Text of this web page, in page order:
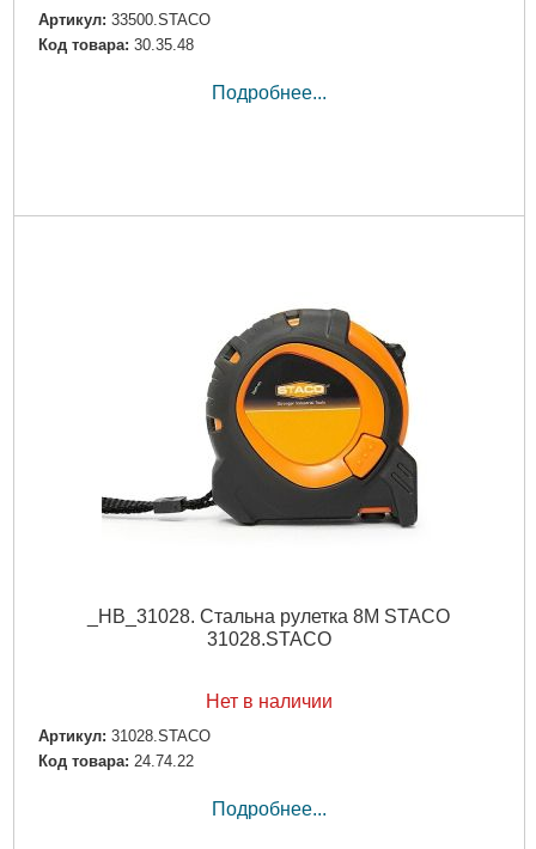
Артикул: 33500.STACO
Код товара: 30.35.48
Подробнее...
_НВ_31028. Стальна рулетка 8M STACO
31028.STACO
Нет в наличии
Артикул: 31028.STACO
Код товара: 24.74.22
Подробнее...